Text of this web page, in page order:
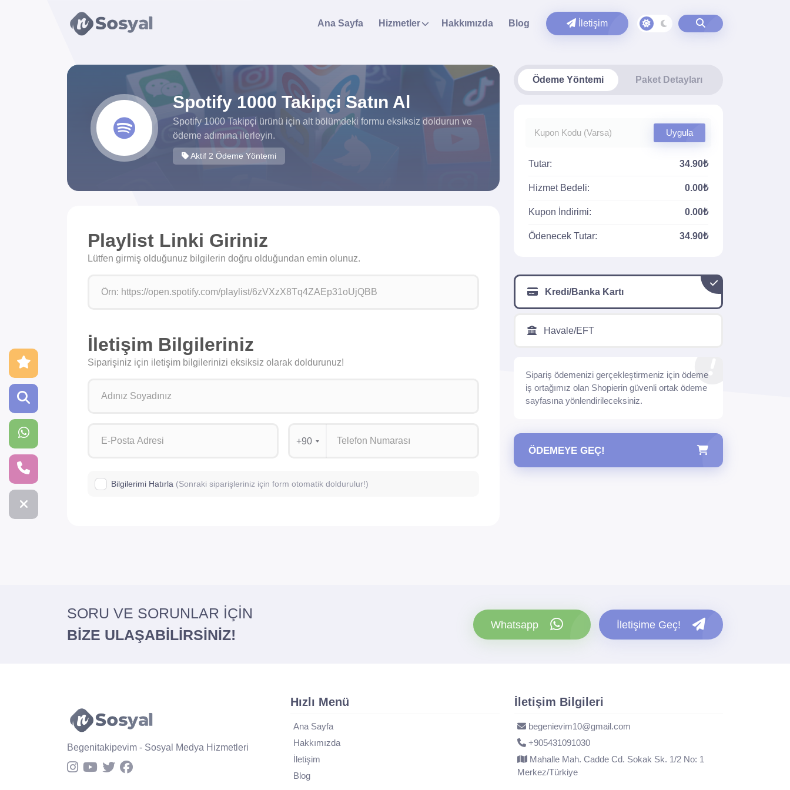
Ana Sayfa Hizmetler Hakkımızda Blog İletişim
Spotify 1000 Takipçi Satın Al
Spotify 1000 Takipçi ürünü için alt bölümdeki formu eksiksiz doldurun ve
ödeme adımına ilerleyin.
Aktif 2 Ödeme Yöntemi
Playlist Linki Giriniz
Lütfen girmiş olduğunuz bilgilerin doğru olduğundan emin olunuz.
İletişim Bilgileriniz
Siparişiniz için iletişim bilgilerinizi eksiksiz olarak doldurunuz!
+90
Bilgilerimi Hatırla (Sonraki siparişleriniz için form otomatik doldurulur!)
Ödeme Yöntemi Paket Detayları
Uygula
Tutar: 34.90₺
Hizmet Bedeli: 0.00₺
Kupon İndirimi: 0.00₺
Ödenecek Tutar: 34.90₺
Kredi/Banka Kartı
Havale/EFT
Sipariş ödemenizi gerçekleştirmeniz için ödeme
iş ortağımız olan Shopierin güvenli ortak ödeme
sayfasına yönlendirileceksiniz.
ÖDEMEYE GEÇ!
SORU VE SORUNLAR İÇİN
BİZE ULAŞABİLİRSİNİZ!
Whatsapp İletişime Geç!
Begenitakipevim - Sosyal Medya Hizmetleri
Hızlı Menü
Ana Sayfa
Hakkımızda
İletişim
Blog
İletişim Bilgileri
begenievim10@gmail.com
+905431091030
Mahalle Mah. Cadde Cd. Sokak Sk. 1/2 No: 1
Merkez/Türkiye